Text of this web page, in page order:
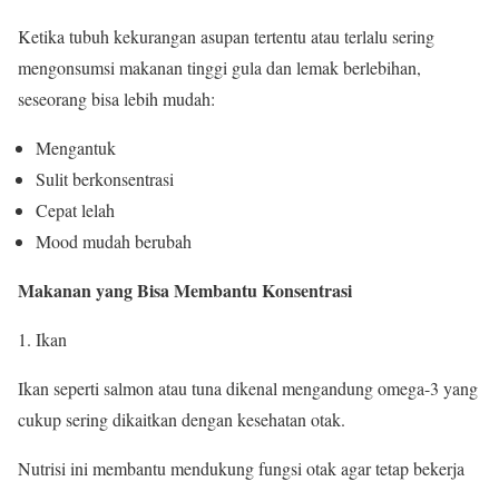
Ketika tubuh kekurangan asupan tertentu atau terlalu sering
mengonsumsi makanan tinggi gula dan lemak berlebihan,
seseorang bisa lebih mudah:
Mengantuk
Sulit berkonsentrasi
Cepat lelah
Mood mudah berubah
Makanan yang Bisa Membantu Konsentrasi
1. Ikan
Ikan seperti salmon atau tuna dikenal mengandung omega-3 yang
cukup sering dikaitkan dengan kesehatan otak.
Nutrisi ini membantu mendukung fungsi otak agar tetap bekerja